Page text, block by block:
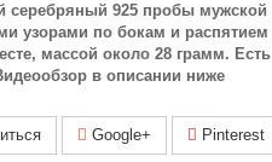
серебряный 925 пробы мужской
узорами по бокам и распятием
массой около 28 грамм. Есть
в описании ниже
Google+ Pinterest